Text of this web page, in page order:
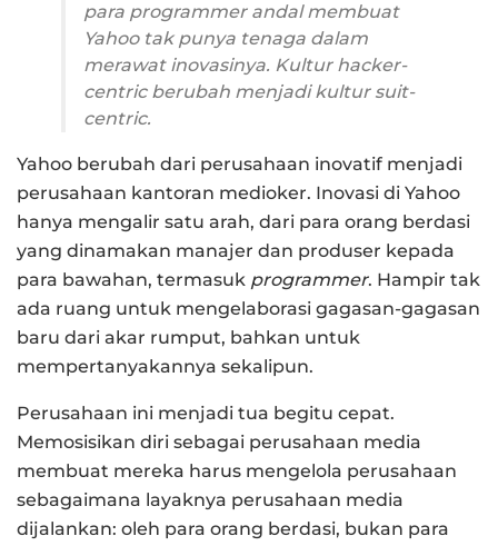
para programmerandal membuat
Yahoo tak punya tenaga dalam
merawat inovasinya. Kultur hacker-
centricberubah menjadi kultur suit-
centric.
Yahoo berubah dari perusahaan inovatif menjadi
perusahaan kantoran medioker. Inovasi di Yahoo
hanya mengalir satu arah, dari para orang berdasi
yang dinamakan manajer dan produser kepada
para bawahan, termasuk programmer. Hampir tak
ada ruang untuk mengelaborasi gagasan-gagasan
baru dari akar rumput, bahkan untuk
mempertanyakannya sekalipun.
Perusahaan ini menjadi tua begitu cepat.
Memosisikan diri sebagai perusahaan media
membuat mereka harus mengelola perusahaan
sebagaimana layaknya perusahaan media
dijalankan: oleh para orang berdasi, bukan para